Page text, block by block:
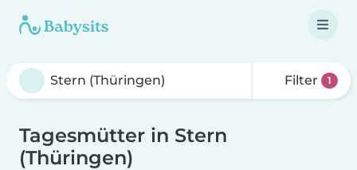
Filter 1
Tagesmütter in Stern
(Thüringen)